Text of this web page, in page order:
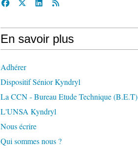
En savoir plus
Adhérer
Dispositif Sénior Kyndryl
La CCN - Bureau Etude Technique (B.E.T)
L'UNSA Kyndryl
Nous écrire
Qui sommes nous ?